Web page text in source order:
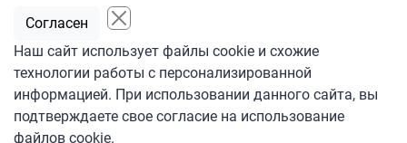
Подпишитесь
на ежедневную рассылку
«Кабельщика»
Наш сайт использует файлы cookie и схожие
технологии работы с персонализированной
информацией. При использовании данного сайта, вы
подтверждаете свое согласие на использование
файлов cookie.
Согласен